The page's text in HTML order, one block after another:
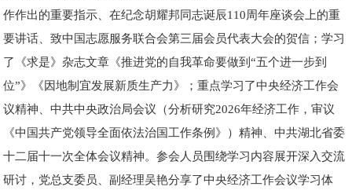
作作出的重要指示、在纪念胡耀邦同志诞辰110周年座谈会上的重
要讲话、致中国志愿服务联合会第三届会员代表大会的贺信；学习
了《求是》杂志文章《推进党的自我革命要做到“五个进一步到
位”》《因地制宜发展新质生产力》；重点学习了中央经济工作会
议精神、中共中央政治局会议（分析研究2026年经济工作，审议
《中国共产党领导全面依法治国工作条例》）精神、中共湖北省委
十二届十一次全体会议精神。参会人员围绕学习内容展开深入交流
研讨，党总支委员、副经理吴艳分享了中央经济工作会议学习体